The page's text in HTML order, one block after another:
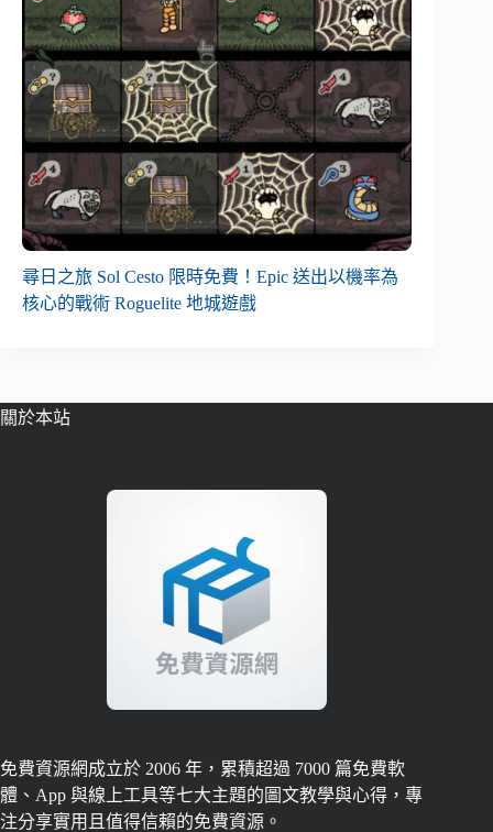
尋日之旅 Sol Cesto 限時免費！Epic 送出以機率為
核心的戰術 Roguelite 地城遊戲
關於本站
免費資源網成立於 2006 年，累積超過 7000 篇免費軟
體、App 與線上工具等七大主題的圖文教學與心得，專
注分享實用且值得信賴的免費資源。